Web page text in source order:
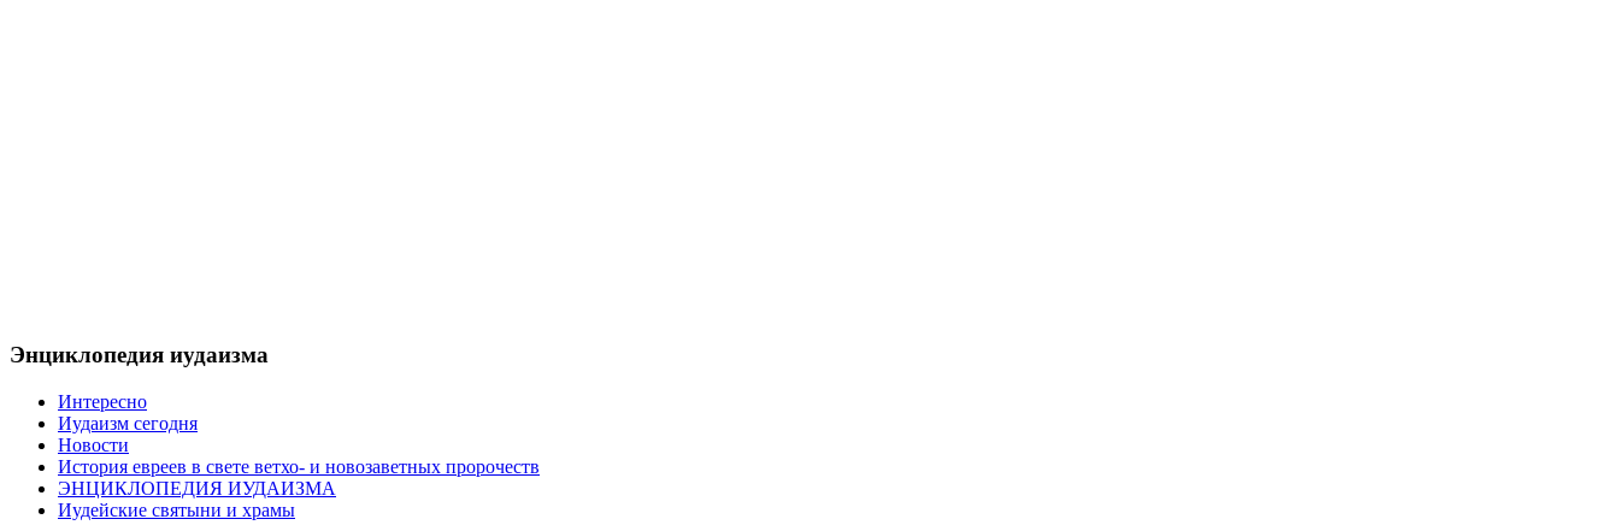
Энциклопедия иудаизма
Интересно
Иудаизм сегодня
Новости
История евреев в свете ветхо- и новозаветных пророчеств
ЭНЦИКЛОПЕДИЯ ИУДАИЗМА
Иудейские святыни и храмы